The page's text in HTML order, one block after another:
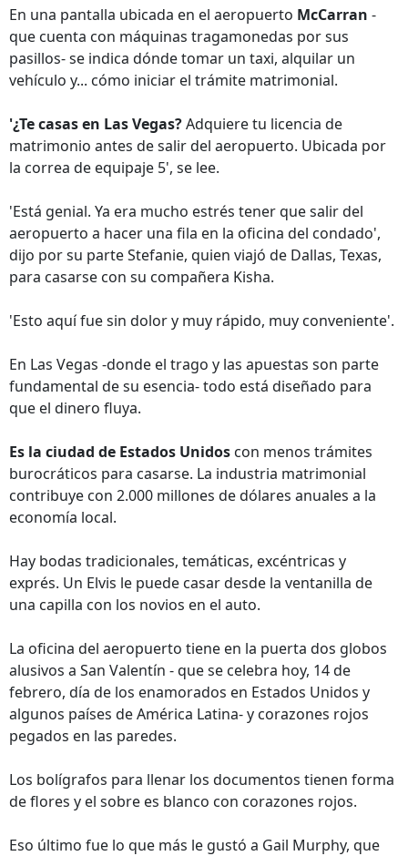
En una pantalla ubicada en el aeropuerto McCarran -
que cuenta con máquinas tragamonedas por sus
pasillos- se indica dónde tomar un taxi, alquilar un
vehículo y... cómo iniciar el trámite matrimonial.
'¿Te casas en Las Vegas?Adquiere tu licencia de
matrimonio antes de salir del aeropuerto. Ubicada por
la correa de equipaje 5', se lee.
'Está genial. Ya era mucho estrés tener que salir del
aeropuerto a hacer una fila en la oficina del condado',
dijo por su parte Stefanie, quien viajó de Dallas, Texas,
para casarse con su compañera Kisha.
'Esto aquí fue sin dolor y muy rápido, muy conveniente'.
En Las Vegas -donde el trago y las apuestas son parte
fundamental de su esencia- todo está diseñado para
que el dinero fluya.
Es la ciudad de Estados Unidos con menos trámites
burocráticos para casarse. La industria matrimonial
contribuye con 2.000 millones de dólares anuales a la
economía local.
Hay bodas tradicionales, temáticas, excéntricas y
exprés. Un Elvis le puede casar desde la ventanilla de
una capilla con los novios en el auto.
La oficina del aeropuerto tiene en la puerta dos globos
alusivos a San Valentín - que se celebra hoy, 14 de
febrero, día de los enamorados en Estados Unidos y
algunos países de América Latina- y corazones rojos
pegados en las paredes.
Los bolígrafos para llenar los documentos tienen forma
de flores y el sobre es blanco con corazones rojos.
Eso último fue lo que más le gustó a Gail Murphy, que